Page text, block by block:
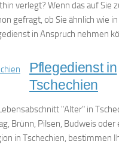
verlegt? Wenn das auf Sie
gefragt, ob Sie ähnlich wie in
in Anspruch nehmen
Pflegedienst in
Tschechien
"Alter" in
Brünn, Pilsen, Budweis oder
in Tschechien, bestimmen